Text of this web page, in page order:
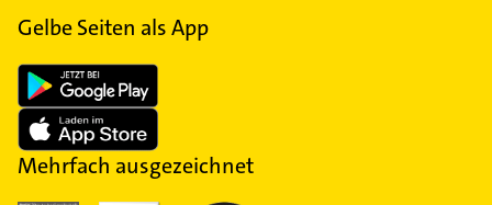
Gelbe Seiten als App
Mehrfach ausgezeichnet